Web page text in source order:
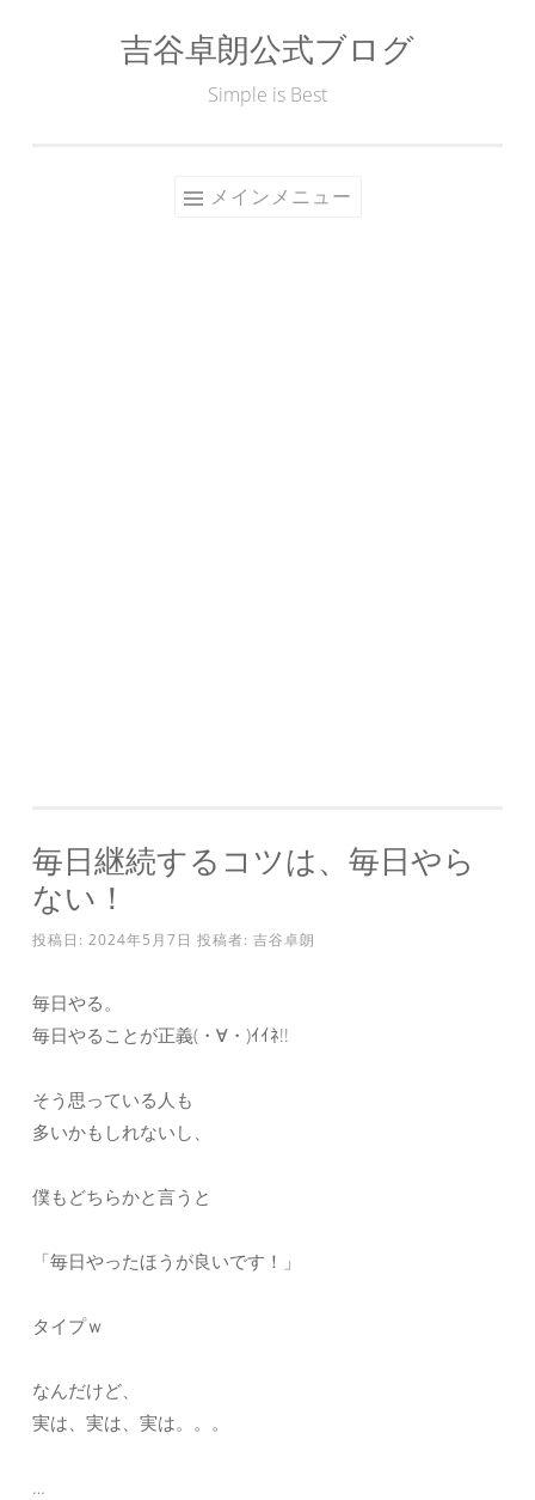
吉谷卓朗公式ブログ
Simple is Best
メインメニュー
毎日継続するコツは、毎日やら
ない！
投稿日: 2024年5月7日 投稿者: 吉谷卓朗
毎日やる。
毎日やることが正義(・∀・)ｲｲﾈ!!
そう思っている人も
多いかもしれないし、
僕もどちらかと言うと
「毎日やったほうが良いです！」
タイプｗ
なんだけど、
実は、実は、実は。。。
…